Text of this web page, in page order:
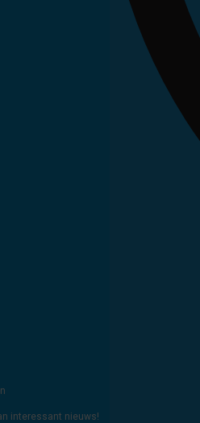
interessant nieuws!